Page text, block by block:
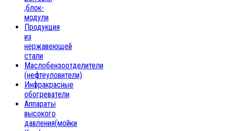
,блок-
модули
Продукция
из
нержавеющей
стали
Маслобензоотделители
(нефтеуловители)
Инфракрасные
обогреватели
Аппараты
высокого
давления(мойки